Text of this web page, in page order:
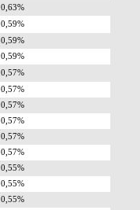
0,63%
0,59%
0,59%
0,59%
0,57%
0,57%
0,57%
0,57%
0,57%
0,57%
0,55%
0,55%
0,55%